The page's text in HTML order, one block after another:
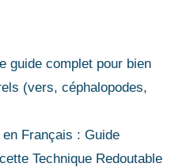
guide complet pour bien
(vers, céphalopodes,
Français : Guide
Technique Redoutable